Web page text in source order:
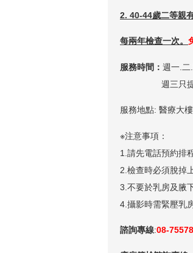
2. 40-44歲二等親
每兩年檢查一次。
服務時間： 週一.二
週三只提供
服務地點: 醫療大
※注意事項：
1.請先電話預約排
2.檢查時必須脫掉
3.不要於乳房及腋
4.攝影時需緊壓乳
諮詢專線:08-